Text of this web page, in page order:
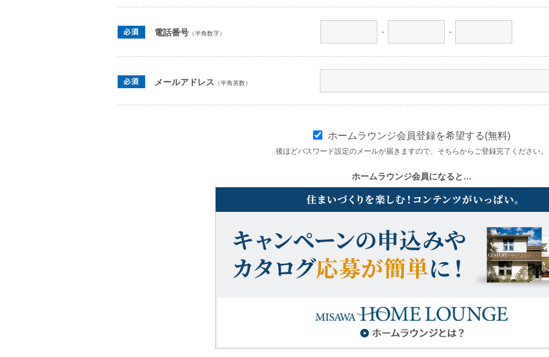
電話番号 （半角数字） - -
メールアドレス （半角英数）
ホームラウンジ会員登録を希望する(無料)
後ほどパスワード設定のメールが届きますので、そちらからご登録完了ください。
ホームラウンジ会員になると…